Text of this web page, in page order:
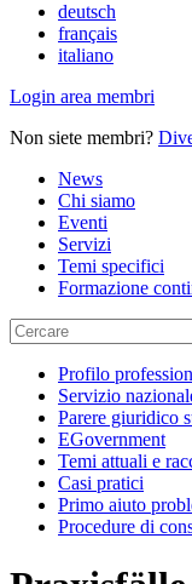
deutsch
français
italiano
Login area membri
Non siete membri?
News
Chi siamo
Eventi
Servizi
Temi specifici
Formazione
Profilo
Servizio
Parere giuridico
EGovernment
Temi attuali e
Casi pratici
Primo aiuto
Procedure di